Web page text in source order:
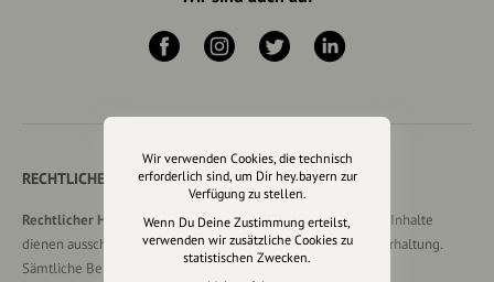
RECHTLICHER HINWEIS UND TRANSPARENZHINWEIS
Rechtlicher Hinweis:Die auf dieser Website veröffentlichten Inhalte
dienen ausschließlich der allgemeinen Information und Unterhaltung.
Sämtliche Beiträge, Gastartikel, Kommentare, Empfehlungen,
Wir verwenden Cookies, die technisch
erforderlich sind, um Dir hey.bayern zur
Verfügung zu stellen.
Wenn Du Deine Zustimmung erteilst,
verwenden wir zusätzliche Cookies zu
statistischen Zwecken.